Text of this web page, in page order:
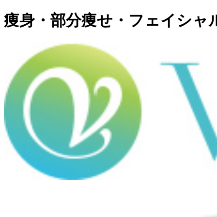
痩身・部分痩せ・フェイシャ